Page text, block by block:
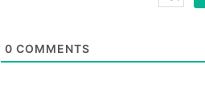
0 COMMENTS